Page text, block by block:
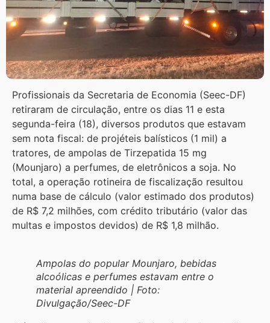
Profissionais da Secretaria de Economia (Seec-DF)
retiraram de circulação, entre os dias 11 e esta
segunda-feira (18), diversos produtos que estavam
sem nota fiscal: de projéteis balísticos (1 mil) a
tratores, de ampolas de Tirzepatida 15 mg
(Mounjaro) a perfumes, de eletrônicos a soja. No
total, a operação rotineira de fiscalização resultou
numa base de cálculo (valor estimado dos produtos)
de R$ 7,2 milhões, com crédito tributário (valor das
multas e impostos devidos) de R$ 1,8 milhão.
Ampolas do popular Mounjaro, bebidas
alcoólicas e perfumes estavam entre o
material apreendido | Foto:
Divulgação/Seec-DF